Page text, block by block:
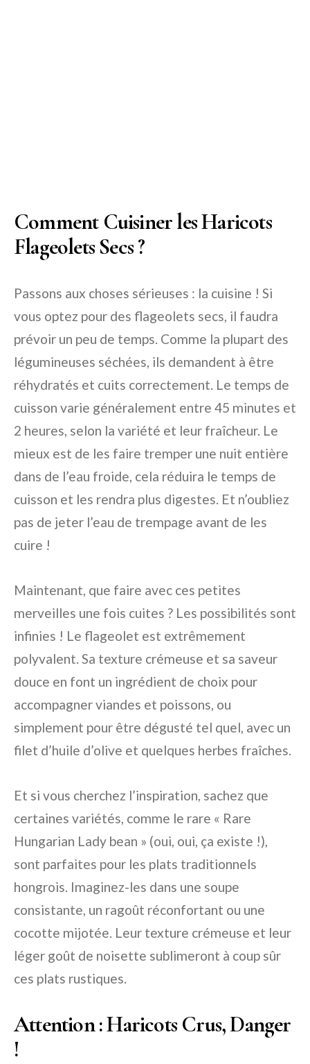
Comment Cuisiner les Haricots
Flageolets Secs ?
Passons aux choses sérieuses : la cuisine ! Si
vous optez pour des flageolets secs, il faudra
prévoir un peu de temps. Comme la plupart des
légumineuses séchées, ils demandent à être
réhydratés et cuits correctement. Le temps de
cuisson varie généralement entre 45 minutes et
2 heures, selon la variété et leur fraîcheur. Le
mieux est de les faire tremper une nuit entière
dans de l’eau froide, cela réduira le temps de
cuisson et les rendra plus digestes. Et n’oubliez
pas de jeter l’eau de trempage avant de les
cuire !
Maintenant, que faire avec ces petites
merveilles une fois cuites ? Les possibilités sont
infinies ! Le flageolet est extrêmement
polyvalent. Sa texture crémeuse et sa saveur
douce en font un ingrédient de choix pour
accompagner viandes et poissons, ou
simplement pour être dégusté tel quel, avec un
filet d’huile d’olive et quelques herbes fraîches.
Et si vous cherchez l’inspiration, sachez que
certaines variétés, comme le rare « Rare
Hungarian Lady bean » (oui, oui, ça existe !),
sont parfaites pour les plats traditionnels
hongrois. Imaginez-les dans une soupe
consistante, un ragoût réconfortant ou une
cocotte mijotée. Leur texture crémeuse et leur
léger goût de noisette sublimeront à coup sûr
ces plats rustiques.
Attention : Haricots Crus, Danger
!